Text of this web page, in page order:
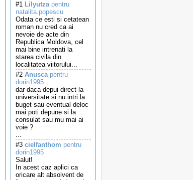
#1 Lilyutzapentru
natalita.popescu
Odata ce esti si cetatean
roman nu cred ca ai
nevoie de acte din
Republica Moldova, cel
mai bine intrenati la
starea civila din
localitatea viitorului...
#2 Anuscapentru
dorin1995
dar daca depui direct la
universitate si nu intri la
buget sau eventual deloc
mai poti depune si la
consulat sau mu mai ai
voie ?
...
#3 cielfanthom pentru
dorin1995
Salut!
In acest caz aplici ca
oricare alt absolvent de